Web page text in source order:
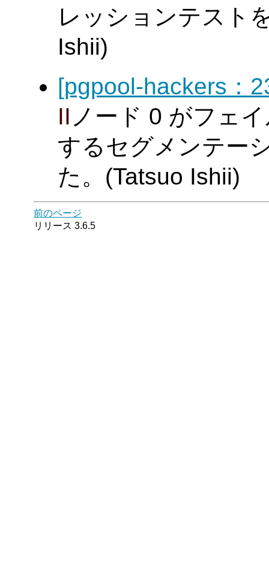
レッションテスト
Ishii)
[pgpool-hackers：
II ノード 0 がフェ
するセグメンテー
た。(Tatsuo Ishii)
前のページ
リリース 3.6.5